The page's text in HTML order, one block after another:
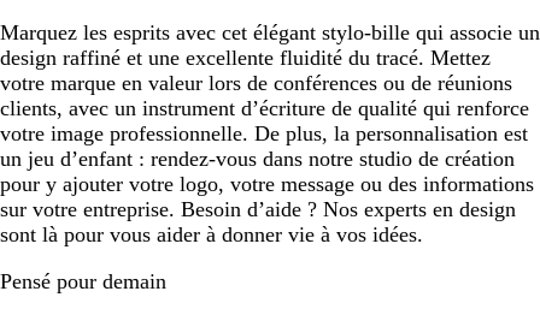
Marquez les esprits avec cet élégant stylo-bille qui associe un
design raffiné et une excellente fluidité du tracé. Mettez
votre marque en valeur lors de conférences ou de réunions
clients, avec un instrument d’écriture de qualité qui renforce
votre image professionnelle. De plus, la personnalisation est
un jeu d’enfant : rendez-vous dans notre studio de création
pour y ajouter votre logo, votre message ou des informations
sur votre entreprise. Besoin d’aide ? Nos experts en design
sont là pour vous aider à donner vie à vos idées.
Pensé pour demain